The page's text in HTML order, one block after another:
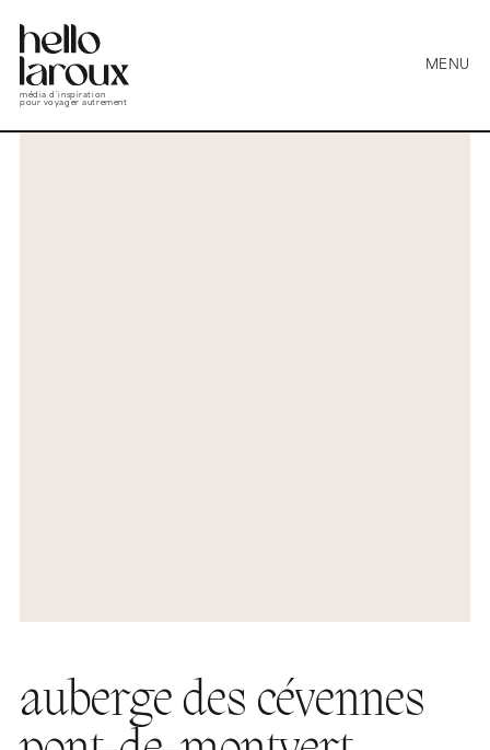
média d’inspiration
pour voyager autrement
MENU
auberge des cévennes